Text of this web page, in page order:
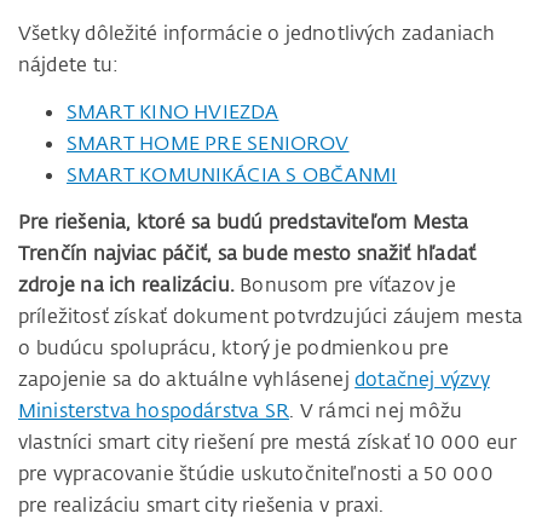
Všetky dôležité informácie o jednotlivých zadaniach
nájdete tu:
SMART KINO HVIEZDA
SMART HOME PRE SENIOROV
SMART KOMUNIKÁCIA S OBČANMI
Pre riešenia, ktoré sa budú predstaviteľom Mesta
Trenčín najviac páčiť, sa bude mesto snažiť hľadať
zdroje na ich realizáciu.Bonusom pre víťazov je
príležitosť získať dokument potvrdzujúci záujem mesta
o budúcu spoluprácu, ktorý je podmienkou pre
zapojenie sa do aktuálne vyhlásenejdotačnej výzvy
Ministerstva hospodárstva SR. V rámci nej môžu
vlastníci smart city riešení pre mestá získať 10 000 eur
pre vypracovanie štúdie uskutočniteľnosti a 50 000
pre realizáciu smart city riešenia v praxi.